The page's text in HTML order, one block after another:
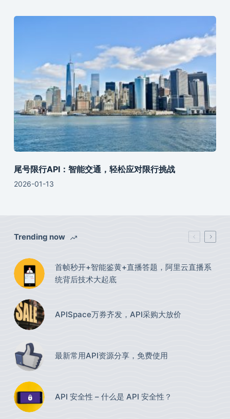
尾号限行API：智能交通，轻松应对限行挑战
2026-01-13
Trending now
首帧秒开+智能鉴黄+直播答题，阿里云直播系
统背后技术大起底
APISpace万券齐发，API采购大放价
最新常用API资源分享，免费使用​
API 安全性 – 什么是 API 安全性？